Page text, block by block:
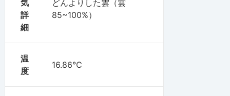
気
詳
細
どんよりした雲（雲
85~100%）
温
度
16.86℃